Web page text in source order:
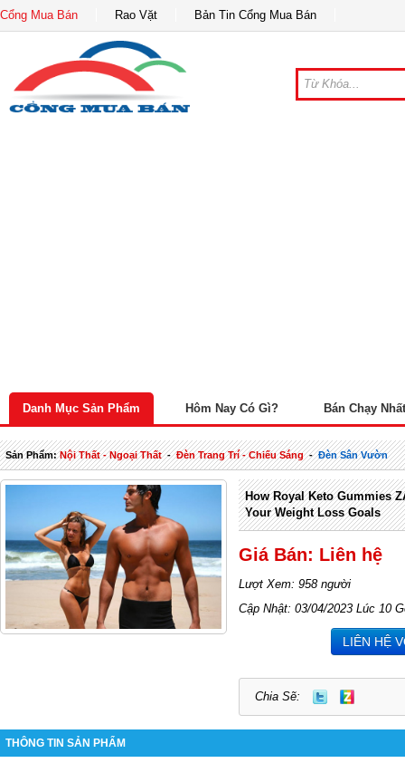
Cổng Mua Bán Rao Vặt Bản Tin Cổng Mua Bán
Danh Mục Sản Phẩm Hôm Nay Có Gì? Bán Chạy Nhất
Sản Phẩm:Nội Thất - Ngoại Thất-Đèn Trang Trí - Chiếu Sáng-Đèn Sân Vườn
How Royal Keto Gummies
Your Weight Loss Goals
Giá Bán: Liên hệ
Lượt Xem: 958 người
Cập Nhật: 03/04/2023 Lúc 10
LIÊN HỆ
Chia Sẽ:
THÔNG TIN SẢN PHẨM